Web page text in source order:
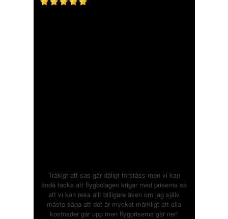
Tråkigt att sas går dåligt förståss men vi kan
ändå tacka att flygbolagen krigar med priserna så
att vi kan resa allt billigare även om jag själv
måste säga att det är mycket märkligt att alla
kostnader går upp men flygpriserna går ner!